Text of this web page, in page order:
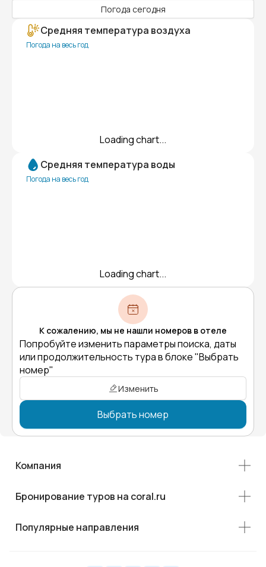
Погода сегодня
Средняя температура воздуха
Погода на весь год
Loading chart...
Средняя температура воды
Погода на весь год
Loading chart...
К сожалению, мы не нашли номеров в отеле
Попробуйте изменить параметры поиска, даты
или продолжительность тура в блоке "Выбрать
номер"
Изменить
Выбрать номер
Компания
Бронирование туров на coral.ru
Популярные направления